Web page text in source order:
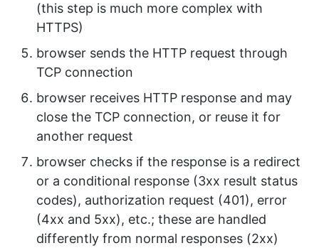
(this step is much more complex with
HTTPS)
browser sends the HTTP request through
TCP connection
browser receives HTTP response and may
close the TCP connection, or reuse it for
another request
browser checks if the response is a redirect
or a conditional response (3xx result status
codes), authorization request (401), error
(4xx and 5xx), etc.; these are handled
differently from normal responses (2xx)